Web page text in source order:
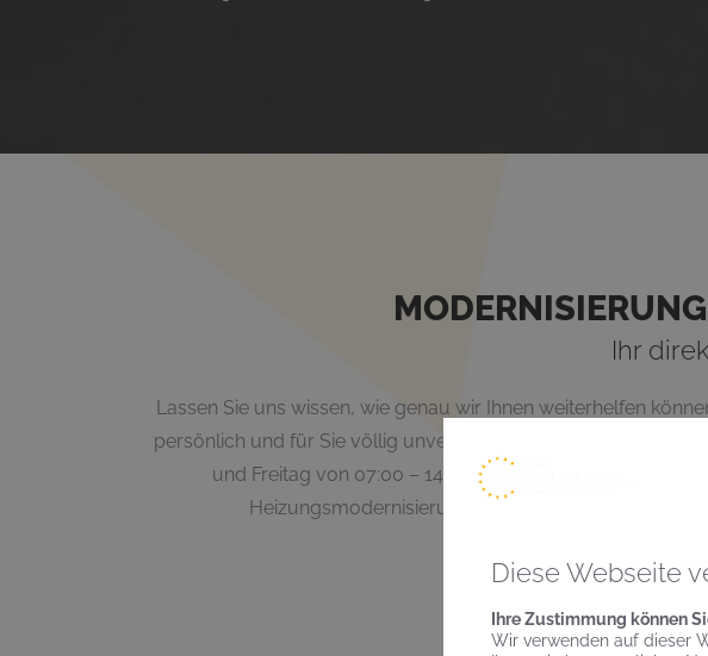
Ihr
Lassen Sie uns wissen, wie genau wir Ihnen weiterhelfen
persönlich und für Sie völlig unverbindlich. Unter Telefon 030
und Freitag von 07:00 – 14:00 Uhr
. Oder Sie nutzen
Heizungsmodernisierung oder neue
Diese Webseite
Ihre Zustimmung können
Wir verwenden auf dieser